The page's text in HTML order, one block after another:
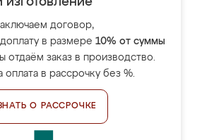
договор,
в размере 10% от суммы
отдаём заказ в производство.
оплата в рассрочку без %.
О РАССРОЧКЕ